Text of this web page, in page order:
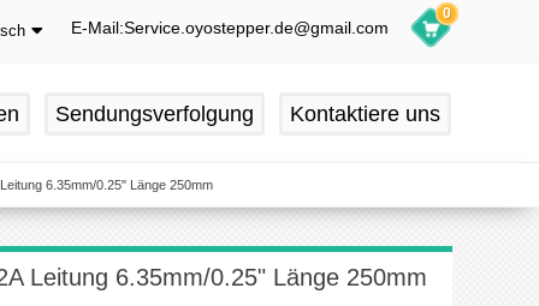
E-Mail:Service.oyostepper.de@gmail.com
0
Sendungsverfolgung Kontaktiere uns
6.35mm/0.25" Länge 250mm
Leitung 6.35mm/0.25" Länge 250mm